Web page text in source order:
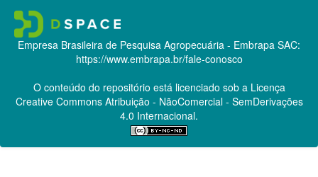
Empresa Brasileira de Pesquisa Agropecuária - Embrapa SAC:
https://www.embrapa.br/fale-conosco
O conteúdo do repositório está licenciado sob a Licença
Creative CommonsAtribuição - NãoComercial - SemDerivações
4.0 Internacional.